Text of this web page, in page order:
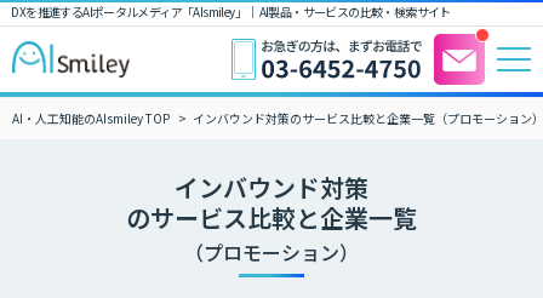
DXを推進するAIポータルメディア「AIsmiley」｜ AI製品・サービスの比較・検索サイト
AI・人工知能のAIsmiley TOP インバウンド対策のサービス比較と企業一覧（プロモーション）
インバウンド対策
のサービス比較と企業一覧
（プロモーション）